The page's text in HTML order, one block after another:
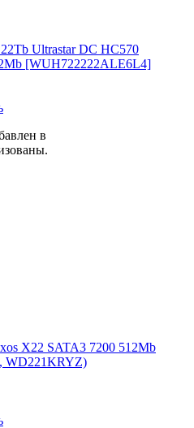
Ultrastar DC HC570
[WUH722222ALE6L4]
в
X22 SATA3 7200 512Mb
WD221KRYZ)